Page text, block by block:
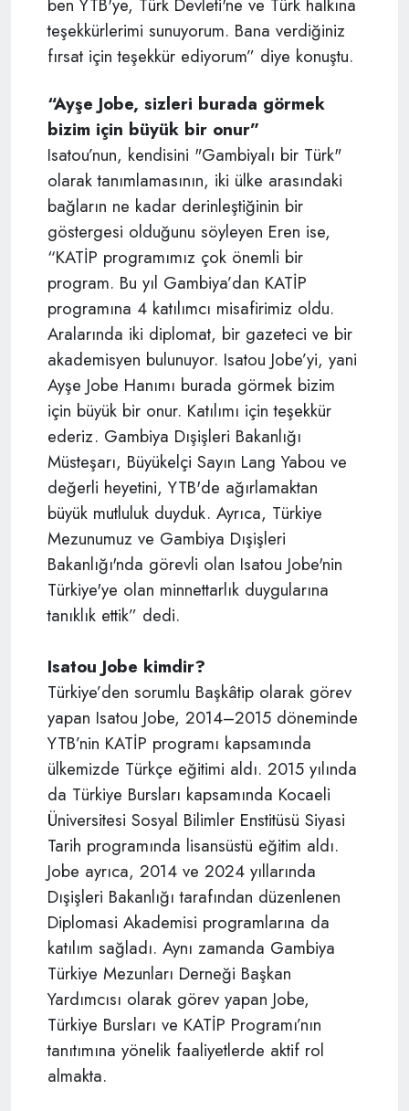
teşekkürlerimi sunuyorum. Bana verdiğiniz
fırsat için teşekkür ediyorum” diye konuştu.
“Ayşe Jobe, sizleri burada görmek
bizim için büyük bir onur”
Isatou’nun, kendisini "Gambiyalı bir Türk"
olarak tanımlamasının, iki ülke arasındaki
bağların ne kadar derinleştiğinin bir
göstergesi olduğunu söyleyen Eren ise,
“KATİP programımız çok önemli bir
program. Bu yıl Gambiya’dan KATİP
programına 4 katılımcı misafirimiz oldu.
Aralarında iki diplomat, bir gazeteci ve bir
akademisyen bulunuyor. Isatou Jobe’yi, yani
Ayşe Jobe Hanımı burada görmek bizim
için büyük bir onur. Katılımı için teşekkür
ederiz. Gambiya Dışişleri Bakanlığı
Müsteşarı, Büyükelçi Sayın Lang Yabou ve
değerli heyetini, YTB'de ağırlamaktan
büyük mutluluk duyduk. Ayrıca, Türkiye
Mezunumuz ve Gambiya Dışişleri
Bakanlığı'nda görevli olan Isatou Jobe'nin
Türkiye'ye olan minnettarlık duygularına
tanıklık ettik” dedi.
Isatou Jobe kimdir?
Türkiye’den sorumlu Başkâtip olarak görev
yapan Isatou Jobe, 2014–2015 döneminde
YTB’nin KATİP programı kapsamında
ülkemizde Türkçe eğitimi aldı. 2015 yılında
da Türkiye Bursları kapsamında Kocaeli
Üniversitesi Sosyal Bilimler Enstitüsü Siyasi
Tarih programında lisansüstü eğitim aldı.
Jobe ayrıca, 2014 ve 2024 yıllarında
Dışişleri Bakanlığı tarafından düzenlenen
Diplomasi Akademisi programlarına da
katılım sağladı. Aynı zamanda Gambiya
Türkiye Mezunları Derneği Başkan
Yardımcısı olarak görev yapan Jobe,
Türkiye Bursları ve KATİP Programı’nın
tanıtımına yönelik faaliyetlerde aktif rol
almakta.